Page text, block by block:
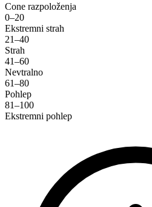
Cone razpoloženja
0–20
Ekstremni strah
21–40
Strah
41–60
Nevtralno
61–80
Pohlep
81–100
Ekstremni pohlep